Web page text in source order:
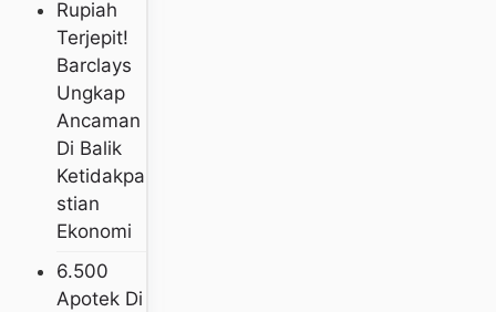
Rupiah
Terjepit!
Barclays
Ungkap
Ancaman
Di Balik
Ketidakpa
Stian
Ekonomi
6.500
Apotek Di